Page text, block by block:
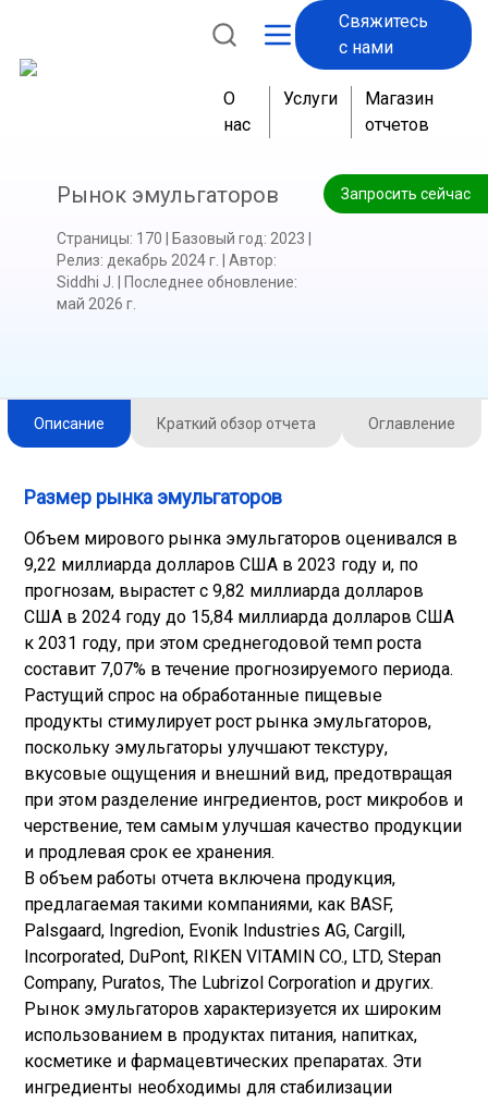
Свяжитесь
с нами
О
нас
Услуги
Магазин
отчетов
Запросить сейчас
Рынок эмульгаторов
Страницы: 170 Базовый год: 2023
Релиз: декабрь 2024 г. Автор:
Siddhi J.
Последнее обновление:
май 2026 г.
Описание Краткий обзор отчета Оглавление
Размер рынка эмульгаторов
Объем мирового рынка эмульгаторов оценивался в
9,22 миллиарда долларов США в 2023 году и, по
прогнозам, вырастет с 9,82 миллиарда долларов
США в 2024 году до 15,84 миллиарда долларов США
к 2031 году, при этом среднегодовой темп роста
составит 7,07% в течение прогнозируемого периода.
Растущий спрос на обработанные пищевые
продукты стимулирует рост рынка эмульгаторов,
поскольку эмульгаторы улучшают текстуру,
вкусовые ощущения и внешний вид, предотвращая
при этом разделение ингредиентов, рост микробов и
черствение, тем самым улучшая качество продукции
и продлевая срок ее хранения.
В объем работы отчета включена продукция,
предлагаемая такими компаниями, как BASF,
Palsgaard, Ingredion, Evonik Industries AG, Cargill,
Incorporated, DuPont, RIKEN VITAMIN CO., LTD, Stepan
Company, Puratos, The Lubrizol Corporation и других.
Рынок эмульгаторов характеризуется их широким
использованием в продуктах питания, напитках,
косметике и фармацевтических препаратах. Эти
ингредиенты необходимы для стабилизации